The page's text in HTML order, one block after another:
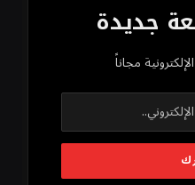
جديدة
مجاناً